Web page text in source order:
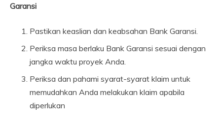
Garansi
Pastikan keaslian dan keabsahan Bank Garansi.
Periksa masa berlaku Bank Garansi sesuai dengan
jangka waktu proyek Anda.
Periksa dan pahami syarat-syarat klaim untuk
memudahkan Anda melakukan klaim apabila
diperlukan